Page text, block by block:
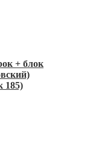
+ блок
185)